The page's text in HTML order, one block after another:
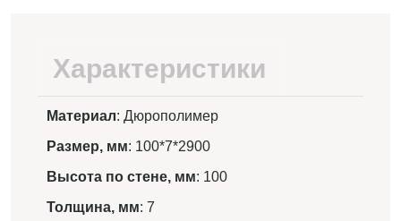
Характеристики
Материал: Дюрополимер
Размер, мм: 100*7*2900
Высота по стене, мм: 100
Толщина, мм: 7